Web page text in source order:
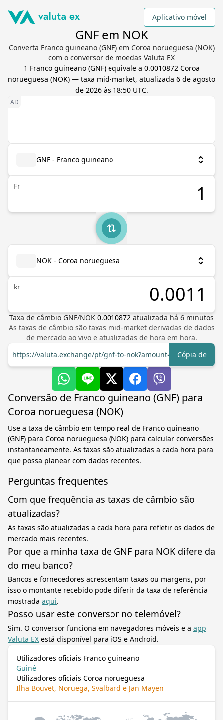
Aplicativo móvel
GNF em NOK
Converta Franco guineano (GNF) em Coroa norueguesa (NOK)
com o conversor de moedas Valuta EX
1 Franco guineano(GNF) equivale a 0.0010872 Coroa
norueguesa (NOK) — taxa mid-market, atualizada 6 de agosto
de 2026 às 18:50 UTC.
GNF - Franco guineano
Fr
NOK - Coroa norueguesa
kr
Taxa de câmbio GNF/NOK 0.0010872 atualizada há 6 minutos
As taxas de câmbio são taxas mid-market derivadas de dados
de mercado ao vivo e atualizadas de hora em hora.
https://valuta.exchange/pt/gnf-to-nok?amount=1
Cópia de
Conversão de Franco guineano (GNF) para
Coroa norueguesa (NOK)
Use a taxa de câmbio em tempo real de Franco guineano
(GNF) para Coroa norueguesa (NOK) para calcular conversões
instantaneamente. As taxas são atualizadas a cada hora para
que possa planear com dados recentes.
Perguntas frequentes
Com que frequência as taxas de câmbio são
atualizadas?
As taxas são atualizadas a cada hora para refletir os dados de
mercado mais recentes.
Por que a minha taxa de GNF para NOK difere da
do meu banco?
Bancos e fornecedores acrescentam taxas ou margens, por
isso o montante recebido pode diferir da taxa de referência
mostrada aqui.
Posso usar este conversor no telemóvel?
Sim. O conversor funciona em navegadores móveis e a app
Valuta EX está disponível para iOS e Android.
Utilizadores oficiais Franco guineano
Guiné
Utilizadores oficiais Coroa norueguesa
Ilha Bouvet, Noruega, Svalbard e Jan Mayen